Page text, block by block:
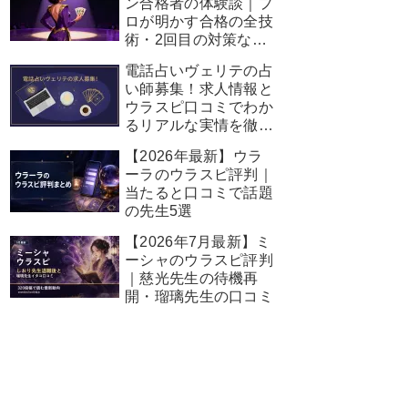
ン合格者の体験談｜プ
ロが明かす合格の全技
術・2回目の対策など
電話占いヴェリテの占
い師募集！求人情報と
ウラスピ口コミでわか
るリアルな実情を徹底
【2026年最新】ウラ
ーラのウラスピ評判｜
当たると口コミで話題
の先生5選
【2026年7月最新】ミ
ーシャのウラスピ評判
｜慈光先生の待機再
開・瑠璃先生の口コミ